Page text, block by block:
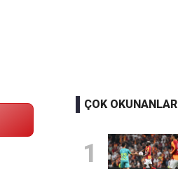
ÇOK OKUNANLAR
1